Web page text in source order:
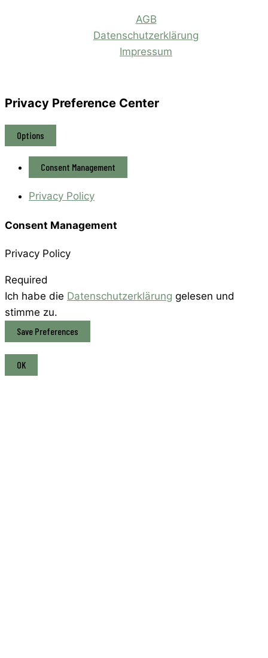
AGB
Datenschutzerklärung
Impressum
Privacy Preference Center
Options
Consent Management
Privacy Policy
Consent Management
Privacy Policy
Required
Ich habe die Datenschutzerklärung gelesen und
stimme zu.
OK